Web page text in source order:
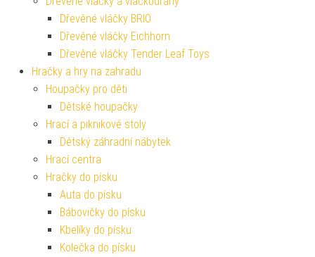
Dřevěné vláčky BRIO
Dřevěné vláčky Eichhorn
Dřevěné vláčky Tender Leaf Toys
Hračky a hry na zahradu
Houpačky pro děti
Dětské houpačky
Hrací a piknikové stoly
Dětský záhradní nábytek
Hrací centra
Hračky do písku
Auta do písku
Bábovičky do písku
Kbelíky do písku
Kolečka do písku